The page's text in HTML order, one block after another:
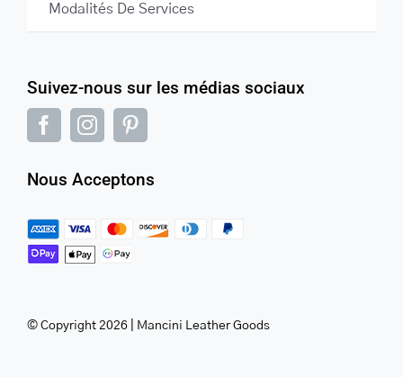
Suivez-nous sur les médias sociaux
Nous Acceptons
© Copyright 2026 | Mancini Leather Goods
Modalités De Services